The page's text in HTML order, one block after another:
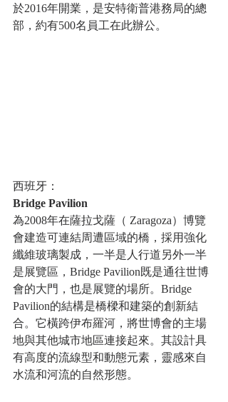
於2016年開業，是安特衛普港務局的總
部，約有500名員工在此辦公。
西班牙：
Bridge Pavilion
為2008年在薩拉戈薩（ Zaragoza）博覽
會建造可連結周遭區域的橋，採用強化
纖維玻璃製成，一半是人行道另外一半
是展覽區，Bridge Pavilion既是通往世博
會的大門，也是展覽的場所。Bridge
Pavilion的結構是橋樑和建築的創新結
合。它橫跨伊布羅河，將世博會的主場
地與其他城市地區連接起來。其設計具
有高度的流線型和動態元素，靈感來自
水流和河流的自然形態。